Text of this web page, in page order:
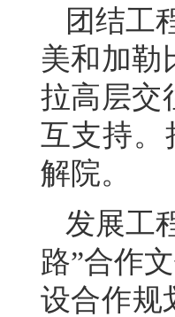
团结工
美和加勒
拉高层交
互支持。
解院。
发展工
路”合作
设合作规